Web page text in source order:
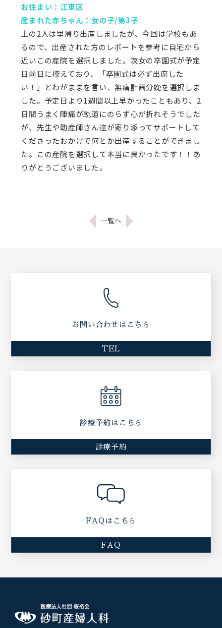
お住まい：江東区
産まれた赤ちゃん：女の子/第3子
上の2人は里帰り出産しましたが、今回は学校もあ
るので、出産された方のレポートを参考に自宅から
近いこの産院を選択しました。次女の卒園式が予定
日前日に控えており、「卒園式は必ず出席した
い！」とわがままを言い、無痛計画分娩を選択しま
した。予定日より1週間以上早かったこともあり、2
日間うまく陣痛が軌道にのらず心が折れそうでした
が、先生や助産師さん達が寄り添ってサポートして
くださったおかげで何とか出産することができまし
た。この産院を選択して本当に良かったです！！あ
りがとうございました。
一覧へ
お問い合わせはこちら
TEL
診療予約はこちら
診療予約
FAQはこちら
FAQ